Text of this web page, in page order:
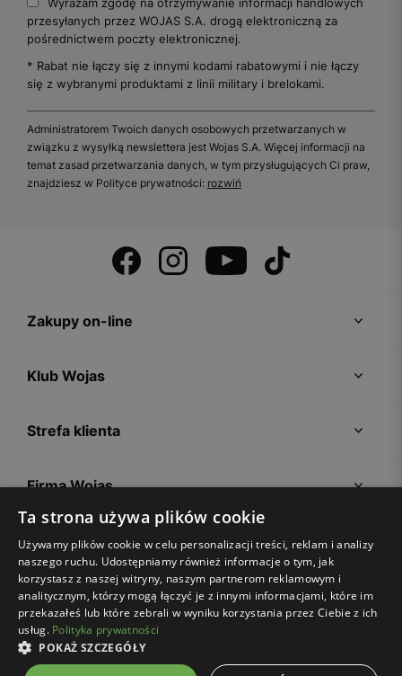
przesyłanych przez WOJAS S.A. drogą elektroniczną za
pośrednictwem poczty elektronicznej.
* Rabat nie łączy się z innymi kodami rabatowymi i nie łączy
się z wybranymi produktami z linii military i brelokami.
Administratorem Twoich danych osobowych przetwarzanych w
związku z wysyłką newslettera jest Wojas S.A. Więcej informacji na
temat zasad przetwarzania danych, w tym przysługujących Ci praw,
znajdziesz w Polityce prywatności: rozwiń
Zakupy on-line
Klub Wojas
Strefa klienta
Firma Wojas
Porady
Regulamin sklepu Polityka prywatności Ustawienia plików cookies
Ta strona używa plików cookie
Używamy plików cookie w celu personalizacji treści, reklam i analizy
naszego ruchu. Udostępniamy również informacje o tym, jak
korzystasz z naszej witryny, naszym partnerom reklamowym i
analitycznym, którzy mogą łączyć je z innymi informacjami, które im
przekazałeś lub które zebrali w wyniku korzystania przez Ciebie z ich
usług. Polityka prywatności
POKAŻ SZCZEGÓŁY